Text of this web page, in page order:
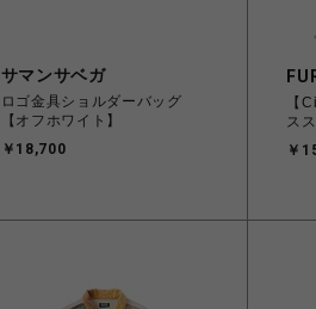
サマンサベガ
ロゴ金具ショルダーバッグ
【オフホワイト】
￥18,700
【
ス
￥